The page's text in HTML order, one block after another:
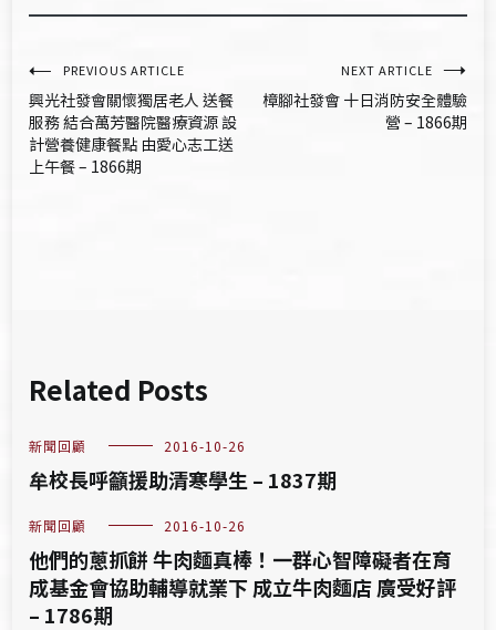
文
章
導
PREVIOUS ARTICLE
興光社發會關懷獨居老人 送餐
服務 結合萬芳醫院醫療資源 設
計營養健康餐點 由愛心志工送
上午餐 – 1866期
NEXT ARTICLE
樟腳社發會 十日消防安全體驗
營 – 1866期
Related Posts
新聞回顧 2016-10-26
牟校長呼籲援助清寒學生 – 1837期
新聞回顧 2016-10-26
他們的蔥抓餅 牛肉麵真棒！一群心智障礙者在育
成基金會協助輔導就業下 成立牛肉麵店 廣受好評
– 1786期